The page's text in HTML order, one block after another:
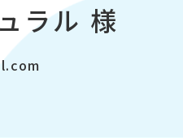
ラル 様